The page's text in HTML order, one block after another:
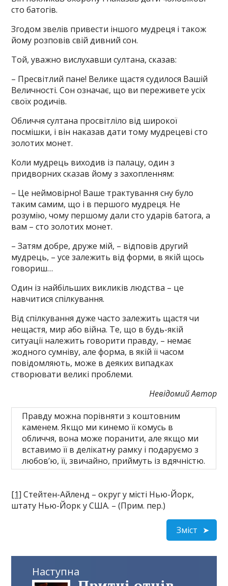
сто батогів.
Згодом звелів привести іншого мудреця і також
йому розповів свій дивний сон.
Той, уважно вислухавши султана, сказав:
– Пресвітлий пане! Велике щастя судилося Вашій
Величності. Сон означає, що ви переживете усіх
своїх родичів.
Обличчя султана просвітліло від широкої
посмішки, і він наказав дати тому мудрецеві сто
золотих монет.
Коли мудрець виходив із палацу, один з
придворних сказав йому з захопленням:
– Це неймовірно! Ваше трактування сну було
таким самим, що і в першого мудреця. Не
розумію, чому першому дали сто ударів батога, а
вам – сто золотих монет.
– Затям добре, друже мій, – відповів другий
мудрець, – усе залежить від форми, в якій щось
говориш…
Один із найбільших викликів людства – це
навчитися спілкування.
Від спілкування дуже часто залежить щастя чи
нещастя, мир або війна. Те, що в будь-якій
ситуації належить говорити правду, – немає
жодного сумніву, але форма, в якій її часом
повідомляють, може в деяких випадках
створювати великі проблеми.
Невідомий Автор
Правду можна порівняти з коштовним
каменем. Якщо ми кинемо її комусь в
обличчя, вона може поранити, але якщо ми
вставимо її в делікатну рамку і подаруємо з
любов’ю, її, звичайно, приймуть із вдячністю.
[1] Стейтен-Айленд – округ у місті Нью-Йорк,
штату Нью-Йорк у США. – (Прим. пер.)
Зміст
Наступна